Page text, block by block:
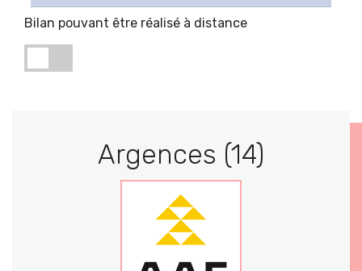
Bilan pouvant être réalisé à distance
Argences (14)